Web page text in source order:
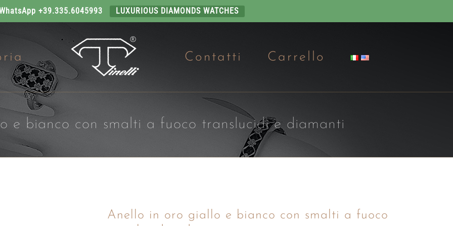
+39.335.6045993
LUXURIOUS DIAMONDS WATCHES
Contatti Carrello
e bianco con smalti a fuoco translucidi e diamanti
Anello in oro giallo e bianco con smalti a fuoco